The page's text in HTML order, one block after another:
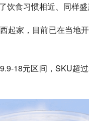
饮食习惯相近、同样盛
起家，目前已在当地
18元区间，SKU超